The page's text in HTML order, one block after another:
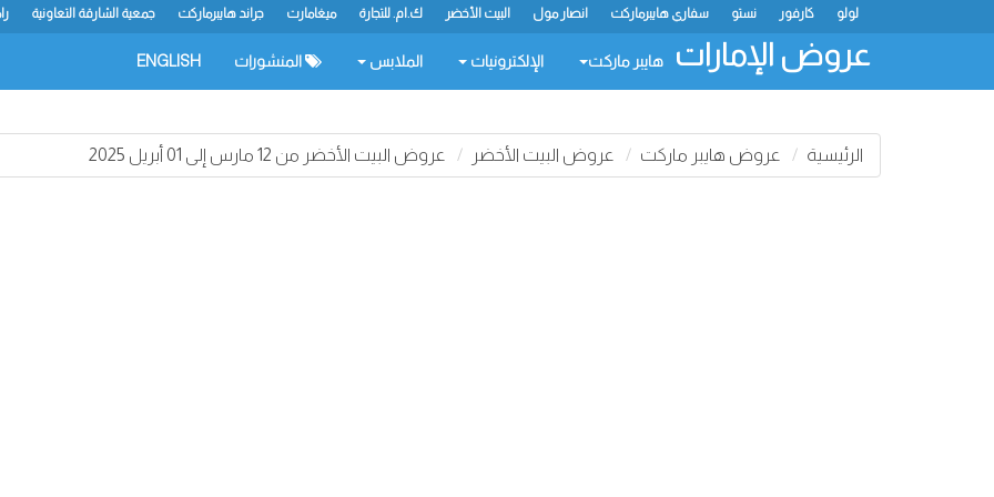
جمعية الشارقة التعاونية جراند هايبرماركت ميغامارت ك.ام. للتجارة البيت الأخضر انصار مول سفاري هايبرماركت نستو كارفور لولو
عروض الإمارات هايبر ماركت الإلكترونيات الملابس المنشورات ENGLISH
الرئيسية عروض هايبر ماركت عروض البيت الأخضر عروض البيت الأخضر من 12 مارس إلى 01 أبريل 2025